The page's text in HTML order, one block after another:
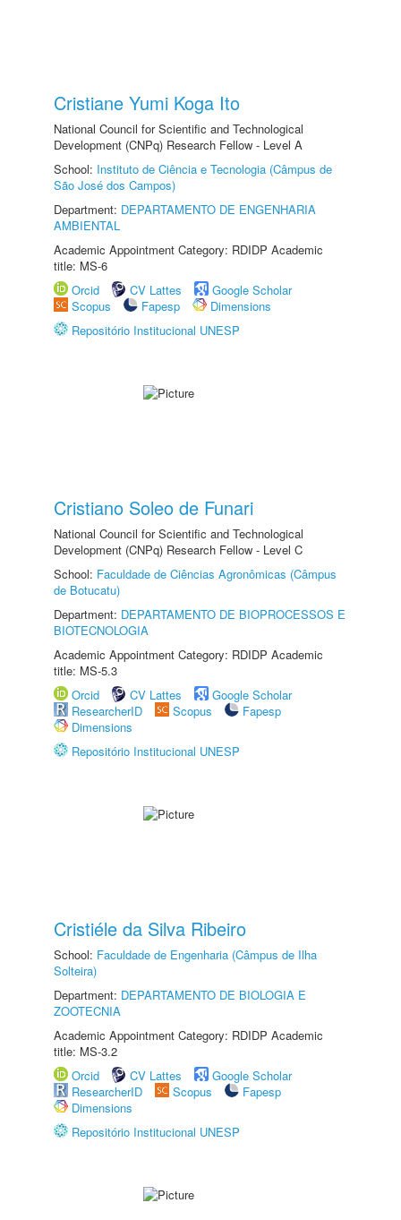
Cristiane Yumi Koga Ito
National Council for Scientific and Technological
Development (CNPq) Research Fellow - Level A
School: Instituto de Ciência e Tecnologia (Câmpus de
São José dos Campos)
Department: DEPARTAMENTO DE ENGENHARIA
AMBIENTAL
Academic Appointment Category: RDIDP Academic
title: MS-6
Orcid
CV Lattes
Google Scholar
Scopus
Fapesp
Dimensions
Repositório Institucional UNESP
Cristiano Soleo de Funari
National Council for Scientific and Technological
Development (CNPq) Research Fellow - Level C
School: Faculdade de Ciências Agronômicas (Câmpus
de Botucatu)
Department: DEPARTAMENTO DE BIOPROCESSOS E
BIOTECNOLOGIA
Academic Appointment Category: RDIDP Academic
title: MS-5.3
Orcid
CV Lattes
Google Scholar
ResearcherID
Scopus
Fapesp
Dimensions
Repositório Institucional UNESP
Cristiéle da Silva Ribeiro
School: Faculdade de Engenharia (Câmpus de Ilha
Solteira)
Department: DEPARTAMENTO DE BIOLOGIA E
ZOOTECNIA
Academic Appointment Category: RDIDP Academic
title: MS-3.2
Orcid
CV Lattes
Google Scholar
ResearcherID
Scopus
Fapesp
Dimensions
Repositório Institucional UNESP